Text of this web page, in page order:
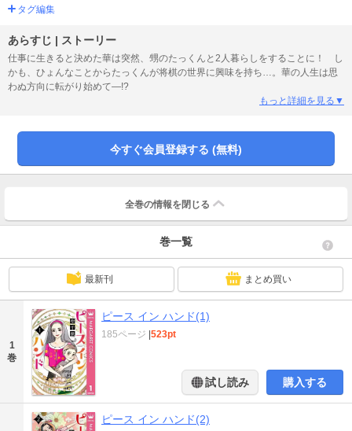
タグ編集
あらすじ | ストーリー
仕事に生きると決めた華は突然、甥のたっくんと2人暮らしをすることに！ し
かも、ひょんなことからたっくんが将棋の世界に興味を持ち…。華の人生は思
わぬ方向に転がり始めて―!?
もっと詳細を見る▼
今すぐ会員登録する (無料)
全巻の情報を 閉じる
巻一覧
最新刊 まとめ買い
1
巻
ピース イン ハンド(1)
185ページ 523pt
試し読み 購入する
ピース イン ハンド(2)